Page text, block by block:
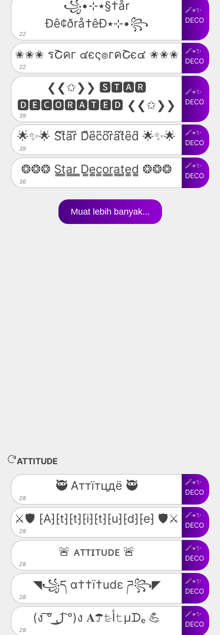
22
꧁•⊹٭§†år
Ðê¢ðrå†êÐ٭⊹•꧂
🪄⋆✨
DECO
22
✬✬✬ รՇคг ๔єς๏гคՇє๔ ✬✬✬
🪄⋆✨
DECO
39
❮❮✩❯❯ 🆂🆃🅰🆁
🅳🅴🅲🅾🆁🅰🆃🅴🅳 ❮❮✩❯❯
🪄⋆✨
DECO
39
🌟✨🌟 S͆t͆a͆r͆ D͆e͆c͆o͆r͆a͆t͆e͆d͆ 🌟✨🌟
🪄⋆✨
DECO
36
❂❂❂ S̳t̳a̳r̳ ̳D̳e̳c̳o̳r̳a̳t̳e̳d̳ ❂❂❂
🪄⋆✨
DECO
Muat lebih banyak...
ATTITUDE
28
🥷 Аттїтцдё 🥷
🪄⋆✨
DECO
28
⚔️🛡️ ⁅A⁆⁅t⁆⁅t⁆⁅i⁆⁅t⁆⁅u⁆⁅d⁆⁅e⁆ 🛡️⚔️
🪄⋆✨
DECO
28
🚨 ᴀᴛᴛɪᴛᴜᴅᴇ 🚨
🪄⋆✨
DECO
28
◥꧁ད α††ï†udε ཌ꧂◤
🪄⋆✨
DECO
28
(ง ͠° ͟ل͜ ͡°)ง 𝐀☂𝚝̷ﺃ𝚝µᗪₑ 💪
🪄⋆✨
DECO